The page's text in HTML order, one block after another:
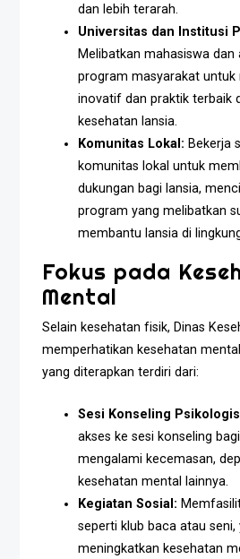
dan lebih terarah.
Universitas dan Institusi
Melibatkan mahasiswa dan
program masyarakat untuk
inovatif dan praktik terbaik
kesehatan lansia.
Komunitas Lokal: Bekerja
komunitas lokal untuk
dukungan bagi lansia,
program yang melibatkan
membantu lansia di
Fokus pada
Mental
Selain kesehatan fisik, Dinas
memperhatikan kesehatan
yang diterapkan terdiri dari:
Sesi Konseling
akses ke sesi konseling
mengalami kecemasan,
kesehatan mental lainnya.
Kegiatan Sosial:
seperti klub baca atau
meningkatkan kesehatan